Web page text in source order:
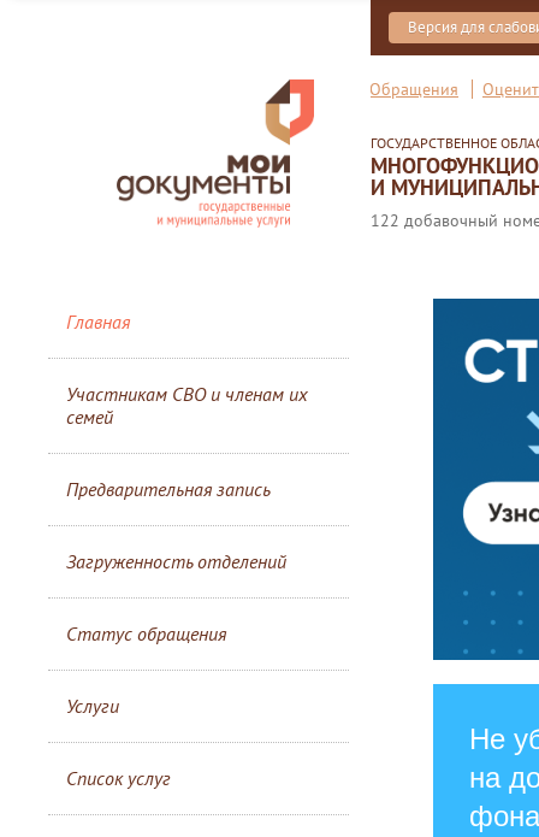
Версия для
Обращения
ГОСУДАРСТВЕННОЕ
И
122 добавочный
Главная
Участникам СВО и членам их
семей
Предварительная запись
Загруженность отделений
Статус обращения
Услуги
Список услуг
Не
на